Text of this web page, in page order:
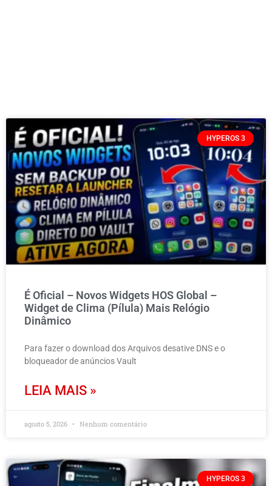
HYPEROS 3
É Oficial – Novos Widgets HOS Global –
Widget de Clima (Pílula) Mais Relógio
Dinâmico
Para fazer o download dos Arquivos desative DNS e o
bloqueador de anúncios Vault
LEIA MAIS »
agosto 5, 2026 Nenhum comentário
HYPEROS 3